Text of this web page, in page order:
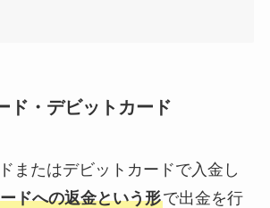
ド・デビットカード
またはデビットカードで入金し
ドへの返金という形で出金を行